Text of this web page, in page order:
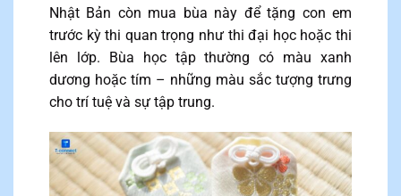
Nhật Bản còn mua bùa này để tặng con em
trước kỳ thi quan trọng như thi đại học hoặc thi
lên lớp. Bùa học tập thường có màu xanh
dương hoặc tím – những màu sắc tượng trưng
cho trí tuệ và sự tập trung.